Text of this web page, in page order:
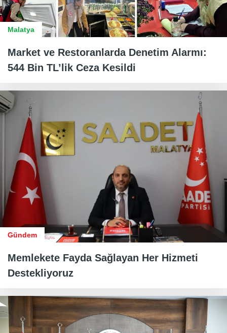
Malatya
Market ve Restoranlarda Denetim Alarmı:
544 Bin TL’lik Ceza Kesildi
Gündem
Memlekete Fayda Sağlayan Her Hizmeti
Destekliyoruz